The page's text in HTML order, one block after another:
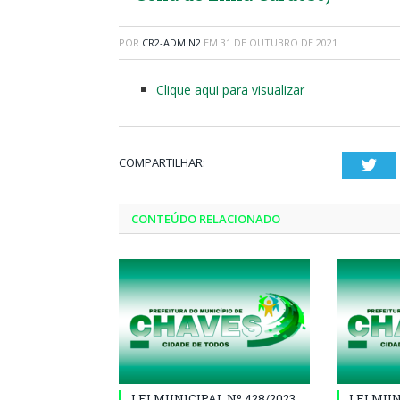
POR CR2-ADMIN2 EM 31 DE OUTUBRO DE 2021
Clique aqui para visualizar
COMPARTILHAR:
CONTEÚDO RELACIONADO